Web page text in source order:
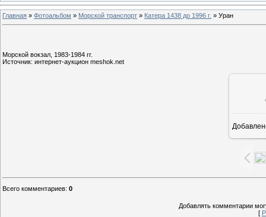
Главная » Фотоальбом » Морской транспорт » Катера 1438 до 1996 г. » Уран
Морской вокзал, 1983-1984 гг.
Источник: интернет-аукцион meshok.net
Всего комментариев: 0
Добавлять комментарии
[